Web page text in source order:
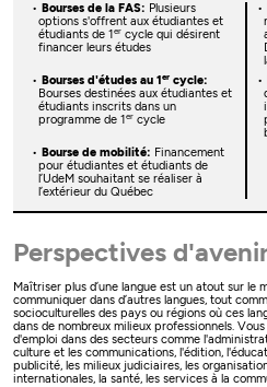
Bourses de la FAS: Plusieurs
options s'offrent aux étudiantes et
étudiants de 1 ercycle qui désirent
financer leurs études
Bourses d'études au 1ercycle:
Bourses destinées aux étudiantes et
étudiants inscrits dans un
programme de 1ercycle
Bourse de mobilité: Financement
pour étudiantes et étudiants de
l’UdeM souhaitant se réaliser à
l’extérieur du Québec
Perspectives
Maîtriser plus d’une langue est un atout sur
communiquer dans d’autres langues, tout
socioculturelles des pays ou régions où ces
dans de nombreux milieux professionnels.
d'emploi dans des secteurs comme
culture et les communications, l'édition,
publicité, les milieux judiciaires, les
internationales, la santé, les services à la